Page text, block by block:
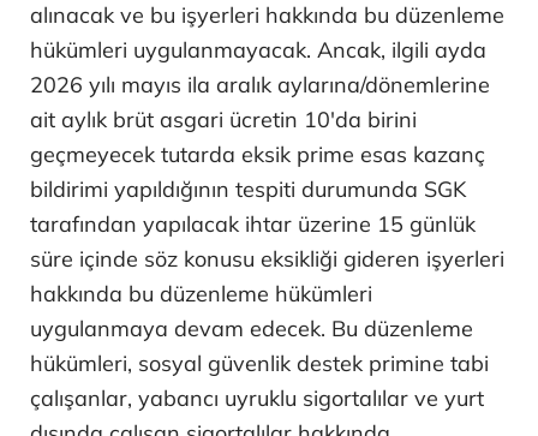
alınacak ve bu işyerleri hakkında bu düzenleme
hükümleri uygulanmayacak. Ancak, ilgili ayda
2026 yılı mayıs ila aralık aylarına/dönemlerine
ait aylık brüt asgari ücretin 10'da birini
geçmeyecek tutarda eksik prime esas kazanç
bildirimi yapıldığının tespiti durumunda SGK
tarafından yapılacak ihtar üzerine 15 günlük
süre içinde söz konusu eksikliği gideren işyerleri
hakkında bu düzenleme hükümleri
uygulanmaya devam edecek. Bu düzenleme
hükümleri, sosyal güvenlik destek primine tabi
çalışanlar, yabancı uyruklu sigortalılar ve yurt